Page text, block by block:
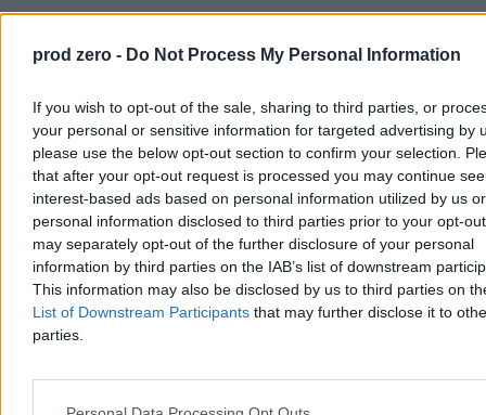
prod zero - Do Not Process My Personal Information
If you wish to opt-out of the sale, sharing to third parties, or
your personal or sensitive information for targeted advertising by
please use the below opt-out section to confirm your selection.
that after your opt-out request is processed you may continue
interest-based ads based on personal information utilized by us or
personal information disclosed to third parties prior to your opt-
may separately opt-out of the further disclosure of your personal
information by third parties on the IAB’s list of downstream
This information may also be disclosed by us to third parties on
List of Downstream Participants that may further disclose it to
parties.
Pomaga, ale bez pasji
Ba, Marta Nawrocka – tak przynajmniej twierdzi jej medialna
doradczyni z "Wysokich Obcasów" – nie potrafiła nawet
opowiedzieć o swojej planowanej działalności charytatywnej.
kobiet po chorobie nowotworowej mówiła sztywno, bez pasji,
jak uczennica, która wykuła mało interesujący ją temat na